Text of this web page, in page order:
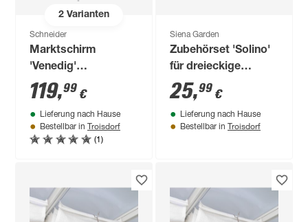
2Varianten
Schneider
Marktschirm
'Venedig'
drehbar/knickbar Ø
270 cm
119,99 €
Lieferung nach Hause
Bestellbar in Troisdorf
(1)
Siena Garden
Zubehörset 'Solino'
für dreieckige
Sonnensegel
25,99 €
Lieferung nach Hause
Bestellbar in Troisdorf